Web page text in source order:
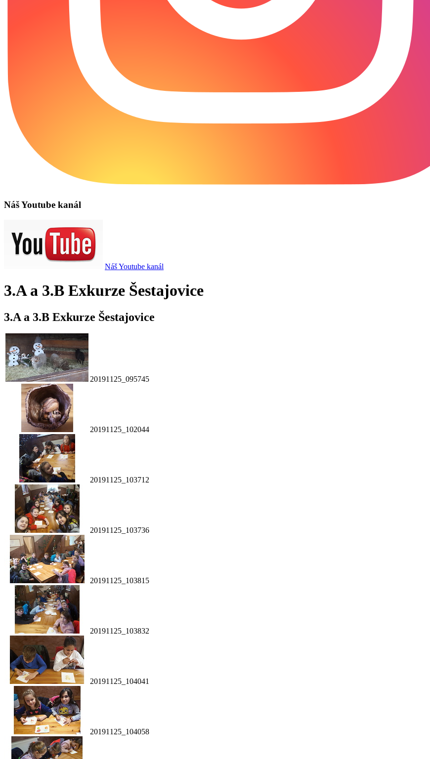
Náš Youtube kanál
Náš Youtube kanál
3.A a 3.B Exkurze Šestajovice
3.A a 3.B Exkurze Šestajovice
20191125_095745
20191125_102044
20191125_103712
20191125_103736
20191125_103815
20191125_103832
20191125_104041
20191125_104058